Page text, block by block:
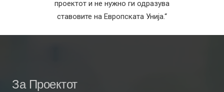
проектот и не нужно ги одразува
ставовите на Европската Унија.“
За Проектот